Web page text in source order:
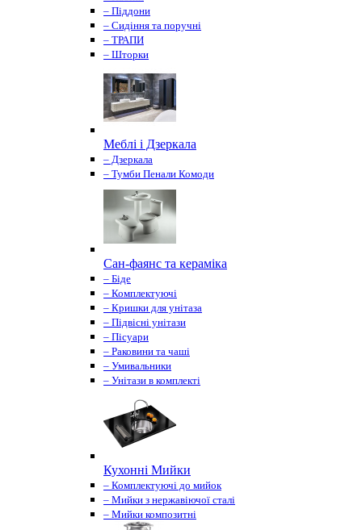
– Піддони
– Сидіння та поручні
– ТРАПИ
– Шторки
Меблі і Дзеркала
– Дзеркала
– Тумби Пенали Комоди
Сан-фаянс та кераміка
– Біде
– Комплектуючі
– Кришки для унітаза
– Підвісні унітази
– Пісуари
– Раковини та чаші
– Умивальники
– Унітази в комплекті
Кухонні Мийки
– Комплектуючі до мийок
– Мийки з нержавіючої сталі
– Мийки композитні